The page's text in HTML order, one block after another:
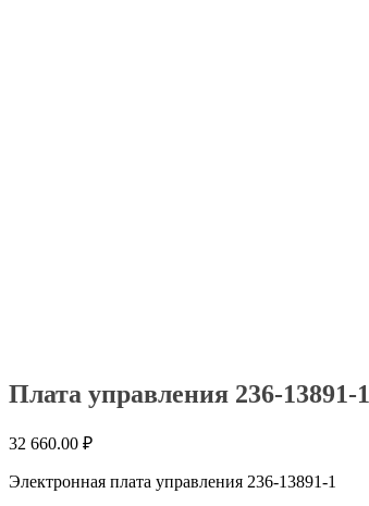
Плата управления 236-13891-1
32 660.00 ₽
Электронная плата управления 236-13891-1